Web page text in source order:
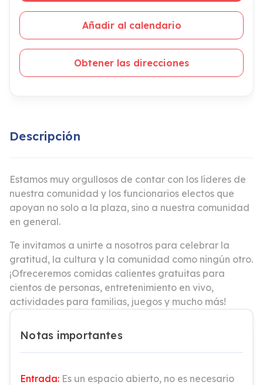
Añadir al calendario
Obtener las direcciones
Descripción
Estamos muy orgullosos de contar con los líderes de
nuestra comunidad y los funcionarios electos que
apoyan no solo a la plaza, sino a nuestra comunidad
en general.
Te invitamos a unirte a nosotros para celebrar la
gratitud, la cultura y la comunidad como ningún otro.
¡Ofreceremos comidas calientes gratuitas para
cientos de personas, entretenimiento en vivo,
actividades para familias, juegos y mucho más!
Notas importantes
Entrada: Es un espacio abierto, no es necesario